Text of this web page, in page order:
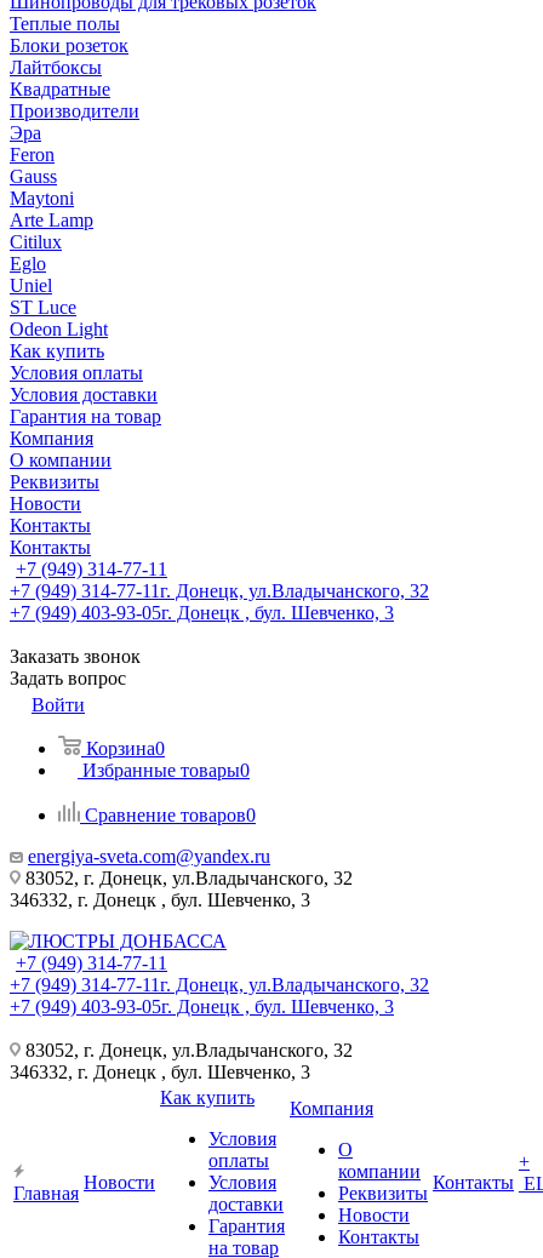
Теплые полы
Блоки розеток
Лайтбоксы
Квадратные
Производители
Эра
Feron
Gauss
Maytoni
Arte Lamp
Citilux
Eglo
Uniel
ST Luce
Odeon Light
Как купить
Условия оплаты
Условия доставки
Гарантия на товар
Компания
О компании
Реквизиты
Новости
Контакты
Контакты
+7 (949) 314-77-11
+7 (949) 314-77-11г. Донецк, ул.Владычанского, 32
+7 (949) 403-93-05г. Донецк , бул. Шевченко, 3
Заказать звонок
Задать вопрос
Войти
Корзина0
Избранные товары0
Сравнение товаров0
energiya-sveta.com@yandex.ru
83052, г. Донецк, ул.Владычанского, 32
346332, г. Донецк , бул. Шевченко, 3
+7 (949) 314-77-11
+7 (949) 314-77-11г. Донецк, ул.Владычанского, 32
+7 (949) 403-93-05г. Донецк , бул. Шевченко, 3
83052, г. Донецк, ул.Владычанского, 32
346332, г. Донецк , бул. Шевченко, 3
Главная
Новости
Как купить
Условия
оплаты
Условия
доставки
Гарантия
на товар
Компания
О
компании
Реквизиты
Новости
Контакты
Контакты
+